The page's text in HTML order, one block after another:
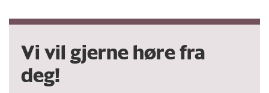
Vi vil gjerne høre fra
deg!